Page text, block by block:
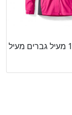
סטים 3 ב-1 מעיל גברים מעיל